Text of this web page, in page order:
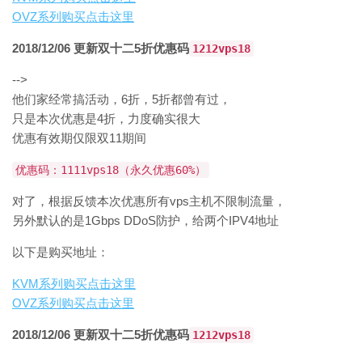
OVZ系列购买点击这里
2018/12/06 更新双十二5折优惠码 1212vps18
-->
他们家经常搞活动，6折，5折都曾有过，
只是本次优惠是4折，力度确实很大
优惠有效期仅限双11期间
优惠码：1111vps18（永久优惠60%）
对了，根据反馈本次优惠所有vps主机不限制流量，
另外默认的是1Gbps DDoS防护，给两个IPV4地址
以下是购买地址：
KVM系列购买点击这里
OVZ系列购买点击这里
2018/12/06 更新双十二5折优惠码 1212vps18